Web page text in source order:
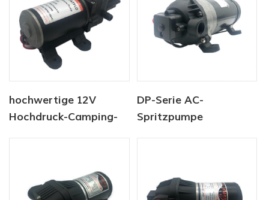
Trolley
hochwertige 12V
Hochdruck-Camping-
DP-Serie AC-
Spritzpumpe